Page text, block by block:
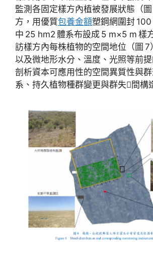
監測各固定樣方內植被發展狀態（
方，用優質包養金額塑鋼網圍封
中 25 hm2 體系布設成 5 m×5 m 樣
訪樣方內每株植物的空間地位（圖 7
以及微地形水分、溫度、光照等前
剖析資本可應用性的空間異質性與
系、持久植物種群變更與群失間構